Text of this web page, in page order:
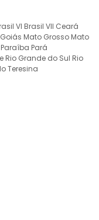
VI Brasil VII Ceará
Goiás Mato Grosso Mato
Paraíba Pará
Rio Grande do Sul Rio
Teresina